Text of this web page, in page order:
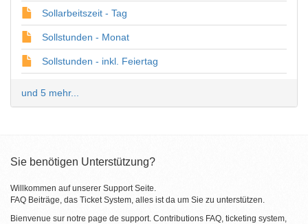
Sollarbeitszeit - Tag
Sollstunden - Monat
Sollstunden - inkl. Feiertag
und 5 mehr...
Sie benötigen Unterstützung?
Willkommen auf unserer Support Seite.
FAQ Beiträge, das Ticket System, alles ist da um Sie zu unterstützen.
Bienvenue sur notre page de support. Contributions FAQ, ticketing system,